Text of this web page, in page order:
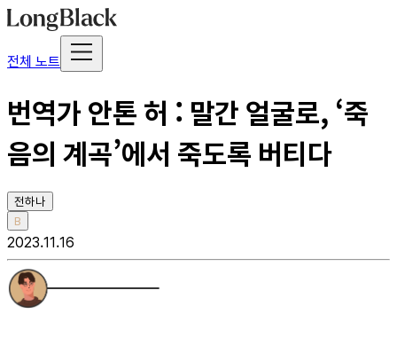
전체 노트
번역가 안톤 허 : 말간 얼굴로, ‘죽
음의 계곡’에서 죽도록 버티다
전하나
B
2023.11.16